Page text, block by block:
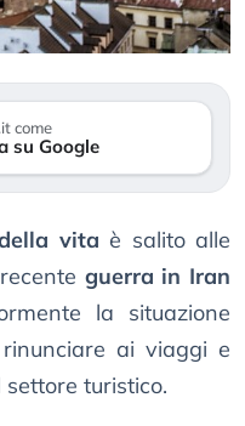
come
su Google
vita è salito alle
guerra in Iran
la situazione
ai viaggi e
turistico.